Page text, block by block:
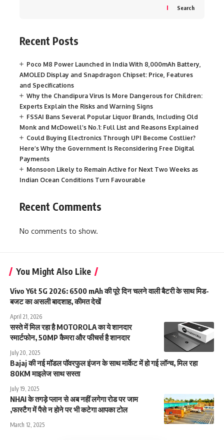
Search
Recent Posts
Poco M8 Power Launched in India With 8,000mAh Battery,
AMOLED Display and Snapdragon Chipset: Price, Features
and Specifications
Why the Chandipura Virus Is More Dangerous for Children:
Experts Explain the Risks and Warning Signs
FSSAI Bans Several Popular Liquor Brands, Including Old
Monk and McDowell’s No.1: Full List and Reasons Explained
Could Buying Electronics Through UPI Become Costlier?
Here’s Why the Government Is Reconsidering Free Digital
Payments
Monsoon Likely to Remain Active for Next Two Weeks as
Indian Ocean Conditions Turn Favourable
Recent Comments
No comments to show.
You Might Also Like
Vivo Y6t 5G 2026: 6500 mAh की पूरे दिन चलने वाली बैटरी के साथ मिड-
बजट का असली बादशाह, कीमत देखें
April 21, 2026
सस्ते में मिल रहा है MOTOROLA का ये शानदार
स्मार्टफोन, 50MP कैमरा और फीचर्स है शानदार
July 20, 2025
Bajaj की नई मॉडल पॉवरफुल इंजन के साथ मार्केट में हो गई लॉन्च, मिल रहा
80KM माइलेज साथ सस्ता
July 19, 2025
NHAI के तगड़े प्लान से अब नहीं लगेगा रोड पर जाम
,फास्टैग में पैसे न होने पर भी कटेगा आपका टोल
March 12, 2025